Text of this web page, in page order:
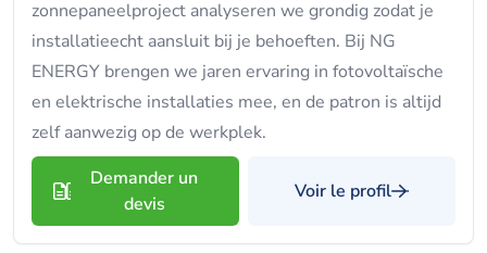
zonnepaneelproject analyseren we grondig zodat je
installatieecht aansluit bij je behoeften. Bij NG
ENERGY brengen we jaren ervaring in fotovoltaïsche
en elektrische installaties mee, en de patron is altijd
zelf aanwezig op de werkplek.
Demander un
devis
Voir le profil